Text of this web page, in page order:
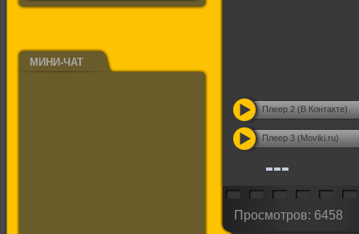
МИНИ-ЧАТ
Плеер 2 (В Контакте)
Плеер 3 (Moviki.ru)
Просмотров: 6458